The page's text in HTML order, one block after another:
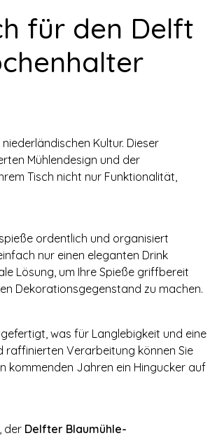
für den Delft
Kultur. Dieser
Mühlendesign und der
Tisch nicht nur Funktionalität,
ordentlich und organisiert
nur einen eleganten Drink
Lösung, um Ihre Spieße griffbereit
Dekorationsgegenstand zu machen.
was für Langlebigkeit und eine
raffinierten Verarbeitung können Sie
kommenden Jahren ein Hingucker auf
der Delfter Blaumühle-